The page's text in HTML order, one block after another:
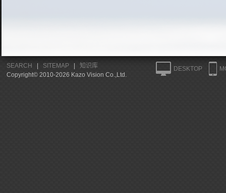
SEARCH SITEMAP| 知识库
Copyright© 2010-2026 Kazo Vision Co.,Ltd.
DESKTOP